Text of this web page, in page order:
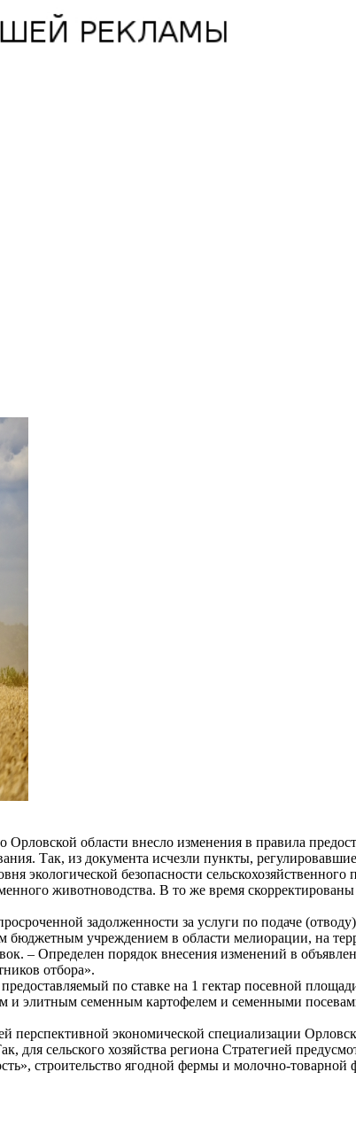
области внесло изменения в правила
Так, из документа исчезли пункты,
экологической безопасности
животноводства. В то же время
задолженности за услуги по подаче
бюджетным учреждением в области мелиорации, на
– Определен порядок внесения изменений в
отбора».
по ставке на 1 гектар посевной
и элитным семенным картофелем и семенными
перспективной экономической специализации
для сельского хозяйства региона Стратегией
строительство ягодной фермы и молочно-товарной